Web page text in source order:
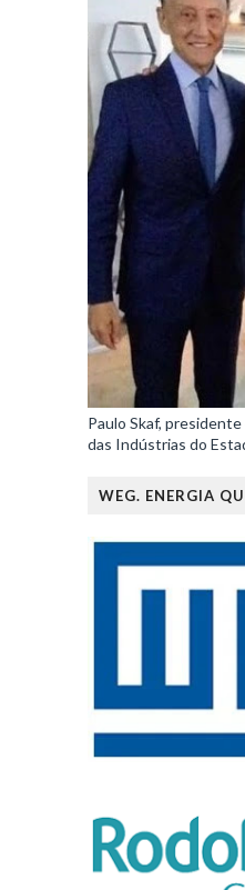
Paulo Skaf, presidente
das Indústrias do
WEG. ENERGIA